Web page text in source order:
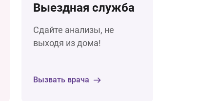
Выездная служба
Сдайте анализы, не
выходя из дома!
Вызвать врача